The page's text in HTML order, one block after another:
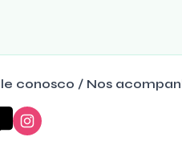
conosco / Nos